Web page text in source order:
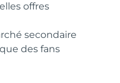
offres
secondaire
des fans